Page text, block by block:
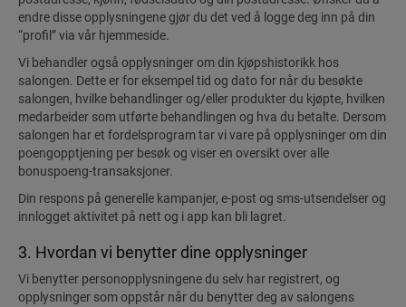
endre disse opplysningene gjør du det ved å logge deg inn på din
“profil” via vår hjemmeside.
Vi behandler også opplysninger om din kjøpshistorikk hos
salongen. Dette er for eksempel tid og dato for når du besøkte
salongen, hvilke behandlinger og/eller produkter du kjøpte, hvilken
medarbeider som utførte behandlingen og hva du betalte. Dersom
salongen har et fordelsprogram tar vi vare på opplysninger om din
poengopptjening per besøk og viser en oversikt over alle
bonuspoeng-transaksjoner.
Din respons på generelle kampanjer, e-post og sms-utsendelser og
innlogget aktivitet på nett og i app kan bli lagret.
3. Hvordan vi benytter dine opplysninger
Vi benytter personopplysningene du selv har registrert, og
opplysninger som oppstår når du benytter deg av salongens